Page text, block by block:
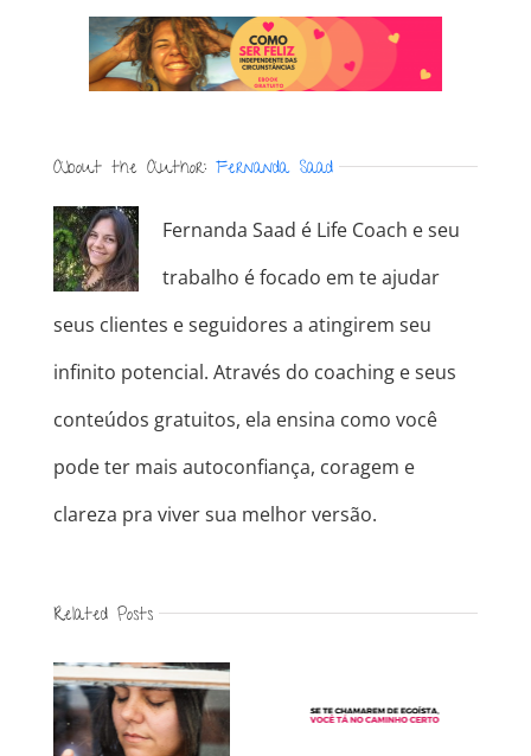
About the Author: Fernanda Saad
Fernanda Saad é Life Coach e seu
trabalho é focado em te ajudar
seus clientes e seguidores a atingirem seu
infinito potencial. Através do coaching e seus
conteúdos gratuitos, ela ensina como você
pode ter mais autoconfiança, coragem e
clareza pra viver sua melhor versão.
Related Posts